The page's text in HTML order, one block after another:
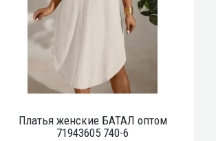
Платья женские БАТАЛ оптом
71943605 740-6